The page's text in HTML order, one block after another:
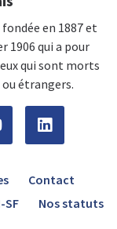
en 1887 et
1906 qui a pour
qui sont morts
ou étrangers.
Contact
SF Nos statuts